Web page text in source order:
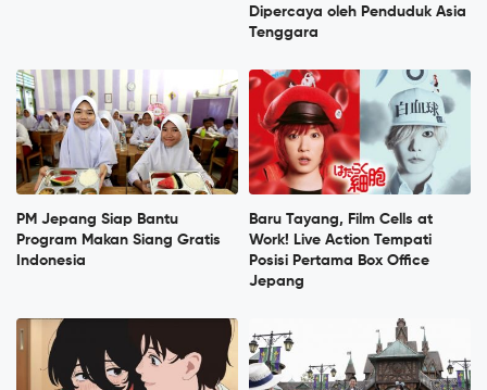
Dipercaya oleh Penduduk Asia
Tenggara
PM Jepang Siap Bantu
Program Makan Siang Gratis
Indonesia
Baru Tayang, Film Cells at
Work! Live Action Tempati
Posisi Pertama Box Office
Jepang